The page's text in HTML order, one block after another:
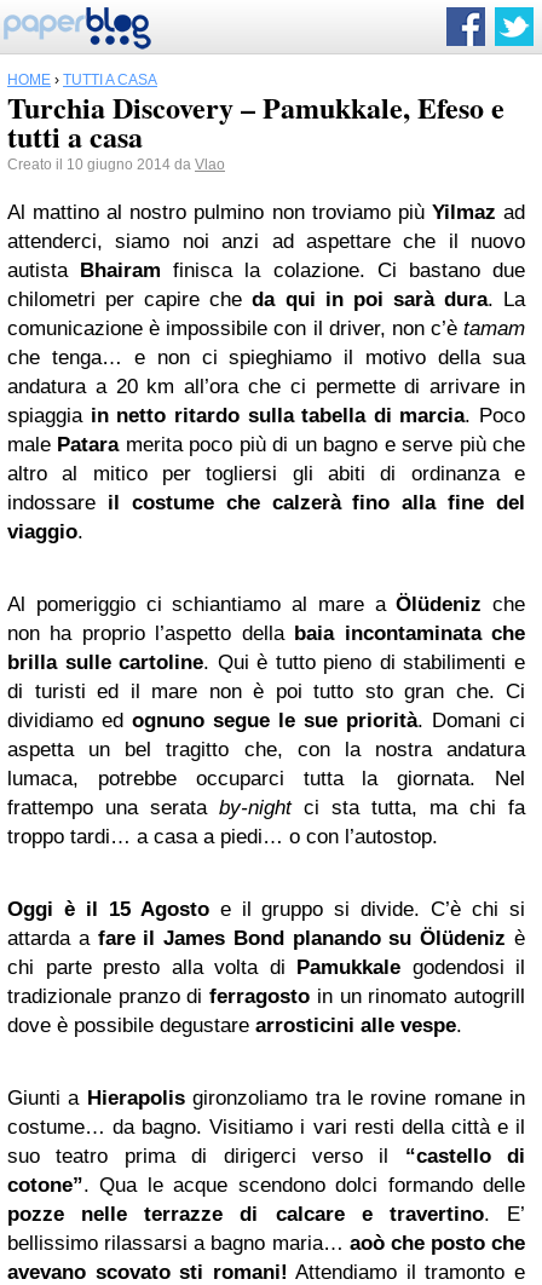
HOME › TUTTI A CASA
Turchia Discovery – Pamukkale, Efeso e
tutti a casa
Creato il 10 giugno 2014 da Vlao
Al mattino al nostro pulmino non troviamo più Yilmazad
attenderci, siamo noi anzi ad aspettare che il nuovo
autista Bhairam finisca la colazione. Ci bastano due
chilometri per capire cheda qui in poi sarà dura. La
comunicazione è impossibile con il driver, non c’è tamam
che tenga… e non ci spieghiamo il motivo della sua
andatura a 20 km all’ora che ci permette di arrivare in
spiaggiain netto ritardo sulla tabella di marcia. Poco
male Patara merita poco più di un bagno e serve più che
altro al mitico per togliersi gli abiti di ordinanza e
indossare il costume che calzerà fino alla fine del
viaggio.
Al pomeriggio ci schiantiamo al mare aÖlüdeniz che
non ha proprio l’aspetto della baia incontaminata che
brilla sulle cartoline. Qui è tutto pieno di stabilimenti e
di turisti ed il mare non è poi tutto sto gran che. Ci
dividiamo ed ognuno segue le sue priorità. Domani ci
aspetta un bel tragitto che, con la nostra andatura
lumaca, potrebbe occuparci tutta la giornata. Nel
frattempo una serata by-nightci sta tutta, ma chi fa
troppo tardi… a casa a piedi… o con l’autostop.
Oggi è il 15 Agostoe il gruppo si divide. C’è chi si
attarda a fare il James Bond planando su Ölüdeniz è
chi parte presto alla volta di Pamukkale godendosi il
tradizionale pranzo diferragosto in un rinomato autogrill
dove è possibile degustare arrosticini alle vespe.
Giunti a Hierapolis gironzoliamo tra le rovine romane in
costume… da bagno. Visitiamo i vari resti della città e il
suo teatro prima di dirigerci verso il “castello di
cotone”. Qua le acque scendono dolci formando delle
pozze nelle terrazze di calcare e travertino. E’
bellissimo rilassarsi a bagno maria… aoò che posto che
avevano scovato sti romani! Attendiamo il tramonto e